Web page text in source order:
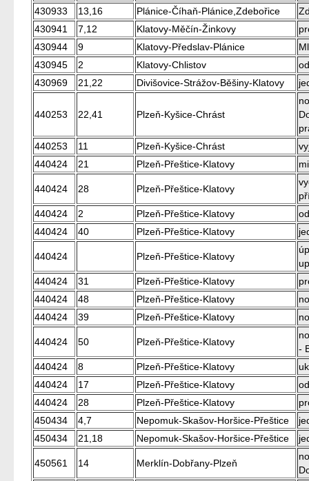
430933 13,16 Plánice-Číhaň-Plánice,Zdebořice
430941
7,12 Klatovy-Měčín-Žinkovy
430944
9 Klatovy-Předslav-Plánice
430945
2 Klatovy-Chlistov
430969
21,22 Divišovice-Strážov-Běšiny-Klatovy
440253 22,41 Plzeň-Kyšice-Chrást
440253
11 Plzeň-Kyšice-Chrást
440424
21 Plzeň-Přeštice-Klatovy
440424 28 Plzeň-Přeštice-Klatovy
440424
2 Plzeň-Přeštice-Klatovy
440424
40 Plzeň-Přeštice-Klatovy
440424 Plzeň-Přeštice-Klatovy
440424
31 Plzeň-Přeštice-Klatovy
440424
48 Plzeň-Přeštice-Klatovy
440424
39 Plzeň-Přeštice-Klatovy
440424 50 Plzeň-Přeštice-Klatovy
-
440424
8 Plzeň-Přeštice-Klatovy
440424
17 Plzeň-Přeštice-Klatovy
440424
28 Plzeň-Přeštice-Klatovy
450434
4,7 Nepomuk-Skašov-Horšice-Přeštice
450434
21,18 Nepomuk-Skašov-Horšice-Přeštice
450561 14 Merklín-Dobřany-Plzeň